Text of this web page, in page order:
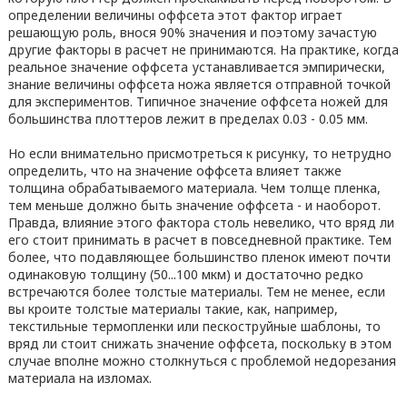
определении величины оффсета этот фактор играет
решающую роль, внося 90% значения и поэтому зачастую
другие факторы в расчет не принимаются. На практике, когда
реальное значение оффсета устанавливается эмпирически,
знание величины оффсета ножа является отправной точкой
для экспериментов. Типичное значение оффсета ножей для
большинства плоттеров лежит в пределах 0.03 - 0.05 мм.
Но если внимательно присмотреться к рисунку, то нетрудно
определить, что на значение оффсета влияет также
толщина обрабатываемого материала. Чем толще пленка,
тем меньше должно быть значение оффсета - и наоборот.
Правда, влияние этого фактора столь невелико, что вряд ли
его стоит принимать в расчет в повседневной практике. Тем
более, что подавляющее большинство пленок имеют почти
одинаковую толщину (50...100 мкм) и достаточно редко
встречаются более толстые материалы. Тем не менее, если
вы кроите толстые материалы такие, как, например,
текстильные термопленки или пескоструйные шаблоны, то
вряд ли стоит снижать значение оффсета, поскольку в этом
случае вполне можно столкнуться с проблемой недорезания
материала на изломах.